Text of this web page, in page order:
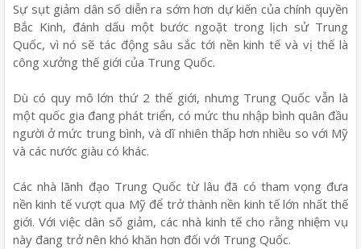
Sự sụt giảm dân số diễn ra sớm hơn dự kiến của chính quyền
Bắc Kinh, đánh dấu một bước ngoặt trong lịch sử Trung
Quốc, vì nó sẽ tác động sâu sắc tới nền kinh tế và vị thế là
công xưởng thế giới của Trung Quốc.
Dù có quy mô lớn thứ 2 thế giới, nhưng Trung Quốc vẫn là
một quốc gia đang phát triển, có mức thu nhập bình quân đầu
người ở mức trung bình, và dĩ nhiên thấp hơn nhiều so với Mỹ
và các nước giàu có khác.
Các nhà lãnh đạo Trung Quốc từ lâu đã có tham vọng đưa
nền kinh tế vượt qua Mỹ để trở thành nền kinh tế lớn nhất thế
giới. Với việc dân số giảm, các nhà kinh tế cho rằng nhiệm vụ
này đang trở nên khó khăn hơn đối với Trung Quốc.